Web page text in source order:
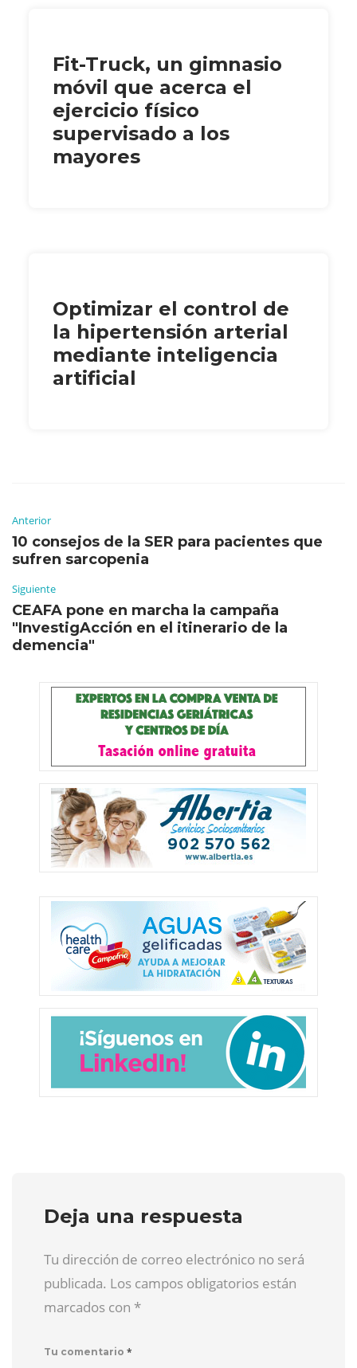
Fit-Truck, un gimnasio
móvil que acerca el
ejercicio físico
supervisado a los
mayores
Optimizar el control de
la hipertensión arterial
mediante inteligencia
artificial
Anterior
10 consejos de la SER para pacientes que
sufren sarcopenia
Siguiente
CEAFA pone en marcha la campaña
"InvestigAcción en el itinerario de la
demencia"
Deja una respuesta
Tu dirección de correo electrónico no será
publicada. Los campos obligatorios están
marcados con *
Tu comentario *